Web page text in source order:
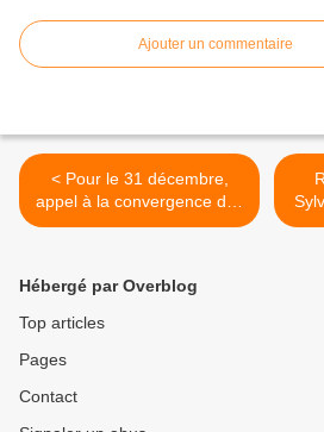
Ajouter un commentaire
< Pour le 31 décembre,
appel à la convergence des
luttes sur les Champs-
Hébergé par Overblog
Top articles
Pages
Contact